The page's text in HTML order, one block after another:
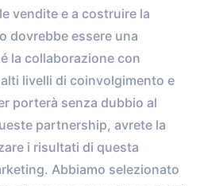
vendite e a costruire la
dovrebbe essere una
la collaborazione con
livelli di coinvolgimento e
porterà senza dubbio al
partnership, avrete la
i risultati di questa
Abbiamo selezionato